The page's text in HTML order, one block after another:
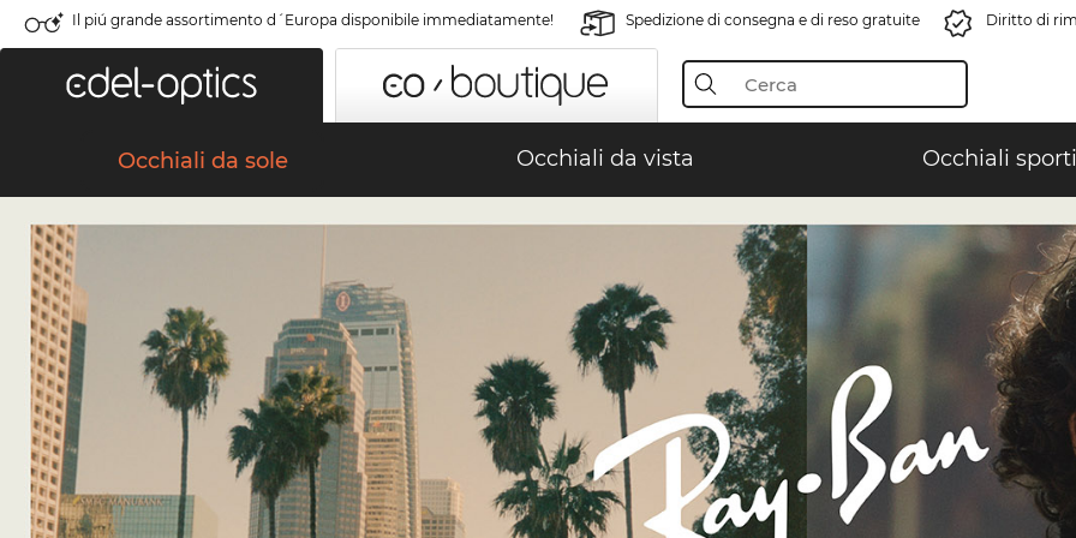
Il piú grande assortimento d´Europa disponibile immediatamente! Spedizione di consegna e di reso gratuite Diritto di
Occhiali da sole Occhiali da vista Occhiali